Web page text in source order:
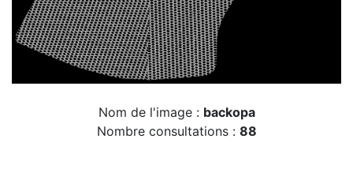
Nom de l'image : backopa
Nombre consultations : 88